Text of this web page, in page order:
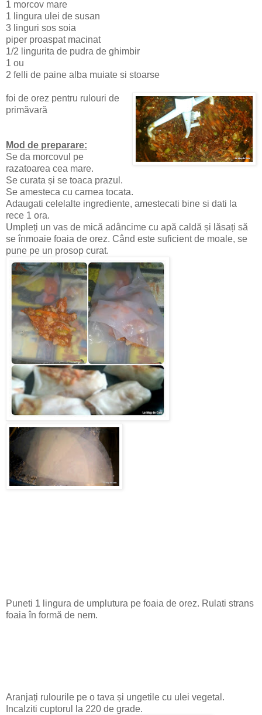
1 morcov mare
1 lingura ulei de susan
3 linguri sos soia
piper proaspat macinat
1/2 lingurita de pudra de ghimbir
1 ou
2 felli de paine alba muiate si stoarse
foi de orez pentru rulouri de
primăvară
Mod de preparare:
Se da morcovul pe
razatoarea cea mare.
Se curata și se toaca prazul.
Se amesteca cu carnea tocata.
Adaugati celelalte ingrediente, amestecati bine si dati la
rece 1 ora.
Umpleți un vas de mică adâncime cu apă caldă și lăsați să
se înmoaie foaia de orez. Când este suficient de moale, se
pune pe un prosop curat.
Puneti 1 lingura de umplutura pe foaia de orez. Rulati strans
foaia în formă de nem.
Aranjați rulourile pe o tava și ungetile cu ulei vegetal.
Incalziti cuptorul la 220 de grade.